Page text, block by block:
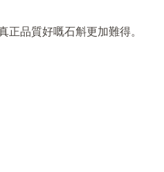
正品質好嘅石斛更加難得。